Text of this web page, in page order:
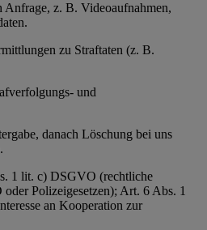
Anfrage, z. B. Videoaufnahmen,
zu Straftaten (z. B.
und
danach Löschung bei uns
1 lit. c) DSGVO (rechtliche
Polizeigesetzen); Art. 6 Abs. 1
an Kooperation zur